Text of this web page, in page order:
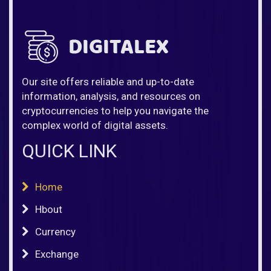
Our site offers reliable and up-to-date
information, analysis, and resources on
cryptocurrencies to help you navigate the
complex world of digital assets.
QUICK LINK
Home
Hbout
Currency
Exchange